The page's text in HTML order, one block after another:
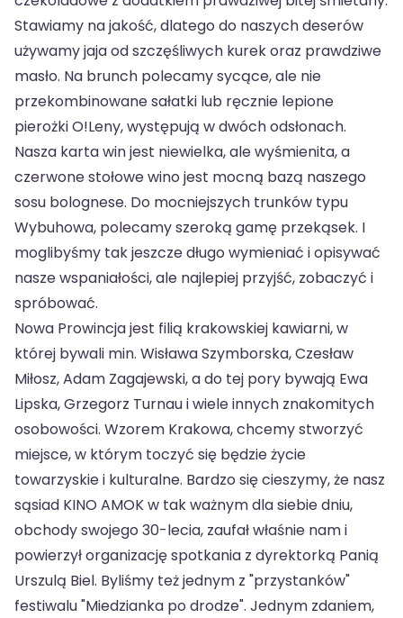
Stawiamy na jakość, dlatego do naszych deserów
używamy jaja od szczęśliwych kurek oraz prawdziwe
masło. Na brunch polecamy sycące, ale nie
przekombinowane sałatki lub ręcznie lepione
pierożki O!Leny, występują w dwóch odsłonach.
Nasza karta win jest niewielka, ale wyśmienita, a
czerwone stołowe wino jest mocną bazą naszego
sosu bolognese. Do mocniejszych trunków typu
Wybuhowa, polecamy szeroką gamę przekąsek. I
moglibyśmy tak jeszcze długo wymieniać i opisywać
nasze wspaniałości, ale najlepiej przyjść, zobaczyć i
spróbować.
Nowa Prowincja jest filią krakowskiej kawiarni, w
której bywali min. Wisława Szymborska, Czesław
Miłosz, Adam Zagajewski, a do tej pory bywają Ewa
Lipska, Grzegorz Turnau i wiele innych znakomitych
osobowości. Wzorem Krakowa, chcemy stworzyć
miejsce, w którym toczyć się będzie życie
towarzyskie i kulturalne. Bardzo się cieszymy, że nasz
sąsiad KINO AMOK w tak ważnym dla siebie dniu,
obchody swojego 30-lecia, zaufał właśnie nam i
powierzył organizację spotkania z dyrektorką Panią
Urszulą Biel. Byliśmy też jednym z "przystanków"
festiwalu "Miedzianka po drodze". Jednym zdaniem,